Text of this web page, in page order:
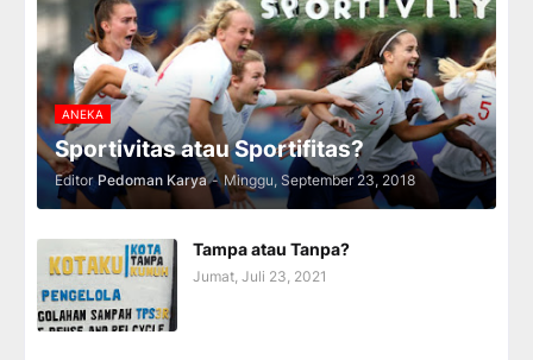
ANEKA
Sportivitas atau Sportifitas?
Editor Pedoman Karya - Minggu, September 23, 2018
Tampa atau Tanpa?
Jumat, Juli 23, 2021